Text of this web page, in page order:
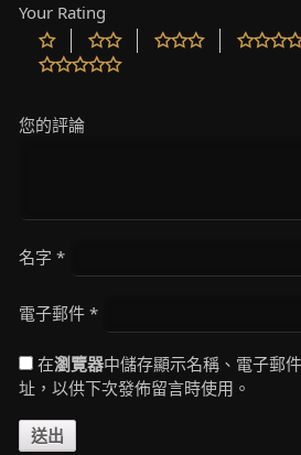
Your Rating
您的評論
名字 *
電子郵件 *
在瀏覽器中儲存顯示名稱、電子郵
址，以供下次發佈留言時使用。